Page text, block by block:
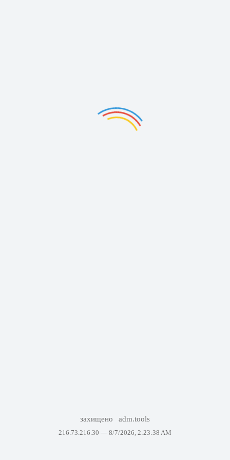
захищено adm.tools
216.73.216.30 — 8/7/2026, 2:23:38 AM